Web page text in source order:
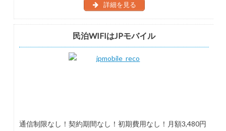
詳細を見る
民泊WIFIはJPモバイル
通信制限なし！契約期間なし！初期費用なし！月額3,480円